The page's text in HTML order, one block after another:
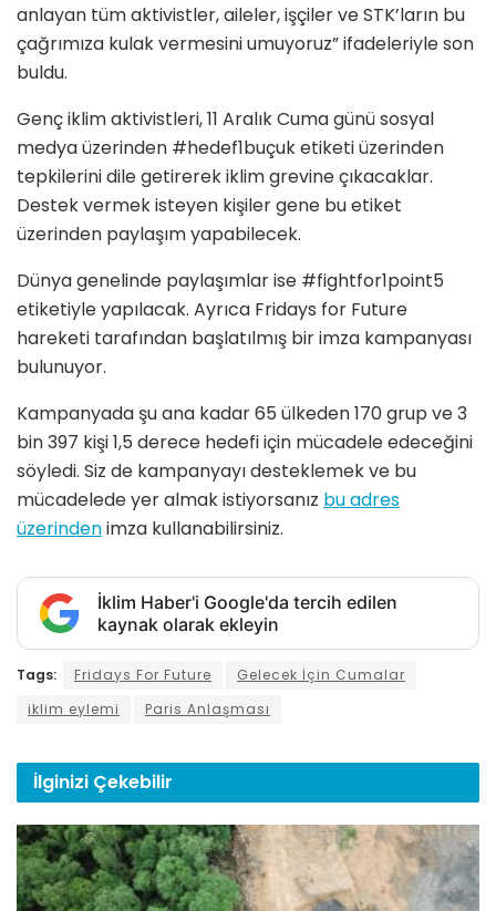
anlayan tüm aktivistler, aileler, işçiler ve STK’ların bu
çağrımıza kulak vermesini umuyoruz” ifadeleriyle son
buldu.
Genç iklim aktivistleri, 11 Aralık Cuma günü sosyal
medya üzerinden #hedef1buçuk etiketi üzerinden
tepkilerini dile getirerek iklim grevine çıkacaklar.
Destek vermek isteyen kişiler gene bu etiket
üzerinden paylaşım yapabilecek.
Dünya genelinde paylaşımlar ise #fightfor1point5
etiketiyle yapılacak. Ayrıca Fridays for Future
hareketi tarafından başlatılmış bir imza kampanyası
bulunuyor.
Kampanyada şu ana kadar 65 ülkeden 170 grup ve 3
bin 397 kişi 1,5 derece hedefi için mücadele edeceğini
söyledi. Siz de kampanyayı desteklemek ve bu
mücadelede yer almak istiyorsanız bu adres
üzerindenimza kullanabilirsiniz.
İklim Haber'i Google'da tercih edilen
kaynak olarak ekleyin
Tags: Fridays For Future
Gelecek İçin Cumalar
iklim eylemi
Paris Anlaşması
İlginizi Çekebilir